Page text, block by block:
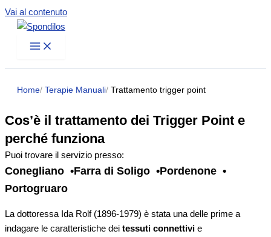
Vai al contenuto
Home Terapie Manuali Trattamento trigger point
Cos’è il trattamento dei Trigger Point e
perché funziona
Puoi trovare il servizio presso:
Conegliano Farra di Soligo
Pordenone
Portogruaro
La dottoressa Ida Rolf (1896-1979) è stata una delle prime a
indagare le caratteristiche dei tessuti connettivi e